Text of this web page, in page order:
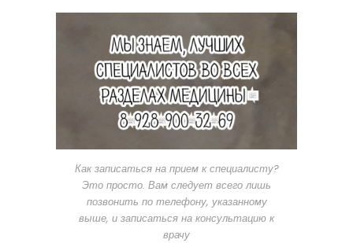
Как записаться на прием к специалисту?
Это просто. Вам следует всего лишь
позвонить по телефону, указанному
выше, и записаться на консультацию к
врачу